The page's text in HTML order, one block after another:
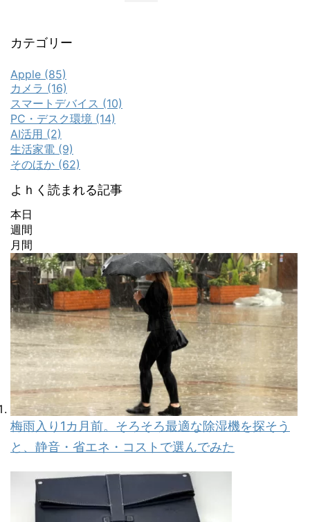
カテゴリー
Apple (85)
カメラ (16)
スマートデバイス (10)
PC・デスク環境 (14)
AI活用 (2)
生活家電 (9)
そのほか (62)
よｈく読まれる記事
本日
週間
月間
梅雨入り1カ月前。そろそろ最適な除湿機を探そう
と、静音・省エネ・コストで選んでみた